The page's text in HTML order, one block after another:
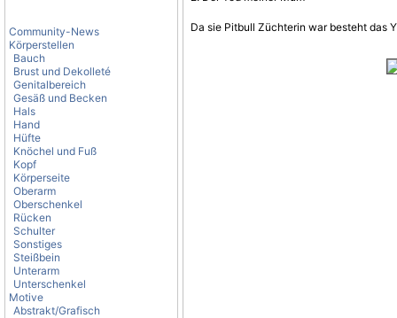
Community-News
Körperstellen
Bauch
Brust und Dekolleté
Genitalbereich
Gesäß und Becken
Hals
Hand
Hüfte
Knöchel und Fuß
Kopf
Körperseite
Oberarm
Oberschenkel
Rücken
Schulter
Sonstiges
Steißbein
Unterarm
Unterschenkel
Motive
Abstrakt/Grafisch
Da sie Pitbull Züchterin war besteht das